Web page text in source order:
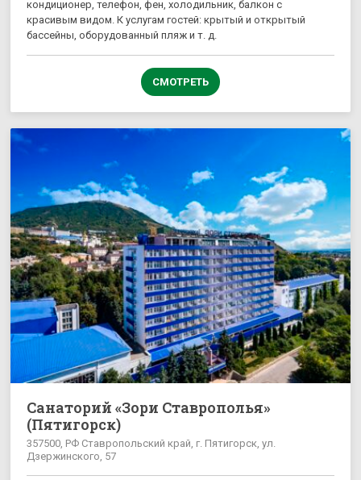
кондиционер, телефон, фен, холодильник, балкон с
красивым видом. К услугам гостей: крытый и открытый
бассейны, оборудованный пляж и т. д.
СМОТРЕТЬ
Санаторий «Зори Ставрополья»
(Пятигорск)
357500, РФ Ставропольский край, г. Пятигорск, ул.
Дзержинского, 57